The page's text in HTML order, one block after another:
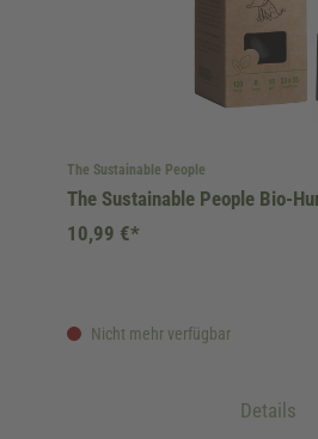
The Sustainable People
The Sustainable People Bio-
Nicht mehr verfügbar
10,99 €*
Details